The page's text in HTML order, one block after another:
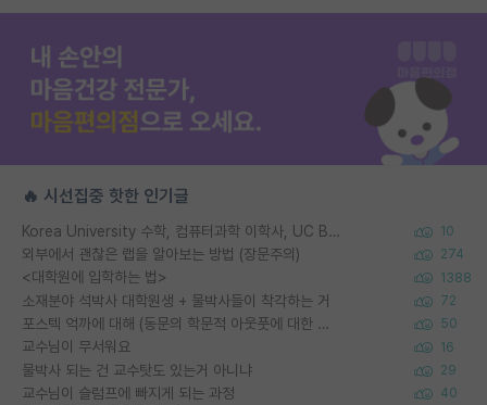
🔥 시선집중 핫한 인기글
Korea University 수학, 컴퓨터과학 이학사, UC Berkeley 산업공학 대학원 공학박사가 되는 것은 쉽지 않겠죠? 10
외부에서 괜찮은 랩을 알아보는 방법 (장문주의) 274
<대학원에 입학하는 법> 1388
소재분야 석박사 대학원생 + 물박사들이 착각하는 거 72
포스텍 억까에 대해 (동문의 학문적 아웃풋에 대한 반박) 50
교수님이 무서워요 16
물박사 되는 건 교수탓도 있는거 아니냐 29
교수님이 슬럼프에 빠지게 되는 과정 40